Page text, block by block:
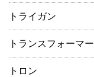
トライガン
トランスフォーマー
トロン